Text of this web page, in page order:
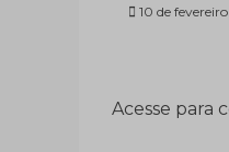
10 de
Acesse para